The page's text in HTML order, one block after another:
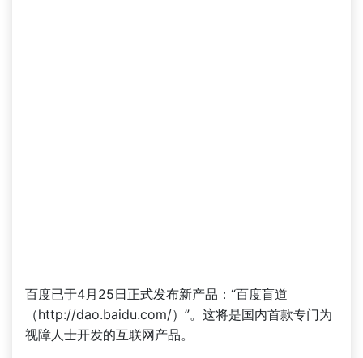
百度已于4月25日正式发布新产品：“百度盲道
（http://dao.baidu.com/）”。这将是国内首款专门为
视障人士开发的互联网产品。